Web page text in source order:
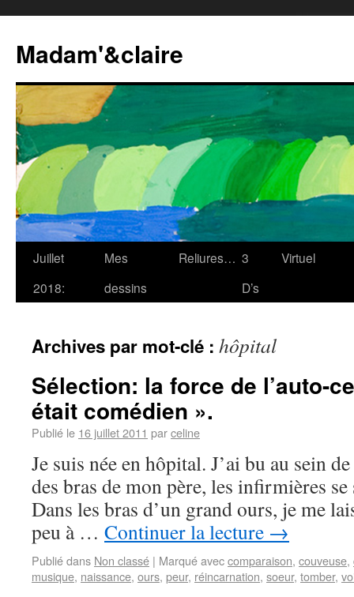
Madam'&claire
Juillet
2018:
Mes
dessins
Reliures… 3
D’s
Virtuel
Archives par mot-clé : hôpital
Sélection: la force de l’auto-
était comédien ».
Publié le 16 juillet 2011 parceline
Je suis née en hôpital. J’ai bu au sein
des bras de mon père, les infirmières
Dans les bras d’un grand ours, je me
peu à … Continuer la lecture →
Publié dans Non classé | Marqué aveccomparaison, couveuse,
musique, naissance, ours, peur, réincarnation, soeur, tomber,